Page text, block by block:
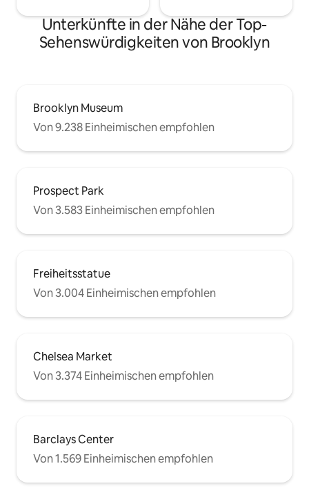
Unterkünfte in der Nähe der Top-
Sehenswürdigkeiten von Brooklyn
Brooklyn Museum
Von 9.238 Einheimischen empfohlen
Prospect Park
Von 3.583 Einheimischen empfohlen
Freiheitsstatue
Von 3.004 Einheimischen empfohlen
Chelsea Market
Von 3.374 Einheimischen empfohlen
Barclays Center
Von 1.569 Einheimischen empfohlen